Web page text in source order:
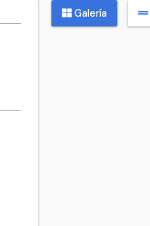
Galería